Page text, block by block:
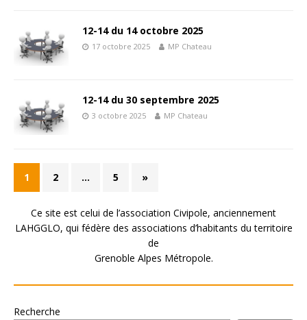
12-14 du 14 octobre 2025
17 octobre 2025 MP Chateau
12-14 du 30 septembre 2025
3 octobre 2025 MP Chateau
1 2 … 5 »
Ce site est celui de l’association Civipole, anciennement
LAHGGLO, qui fédère des associations d’habitants du territoire
de
Grenoble Alpes Métropole.
Recherche